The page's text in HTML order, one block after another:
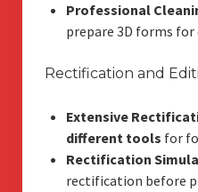
Professional
prepare 3D forms for
Rectification and
Extensive
different tools for
Rectification
rectification before